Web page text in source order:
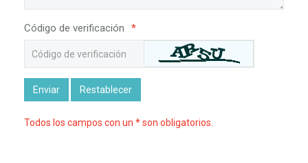
Código de verificación *
Enviar Restablecer
Todos los campos con un * son obligatorios.